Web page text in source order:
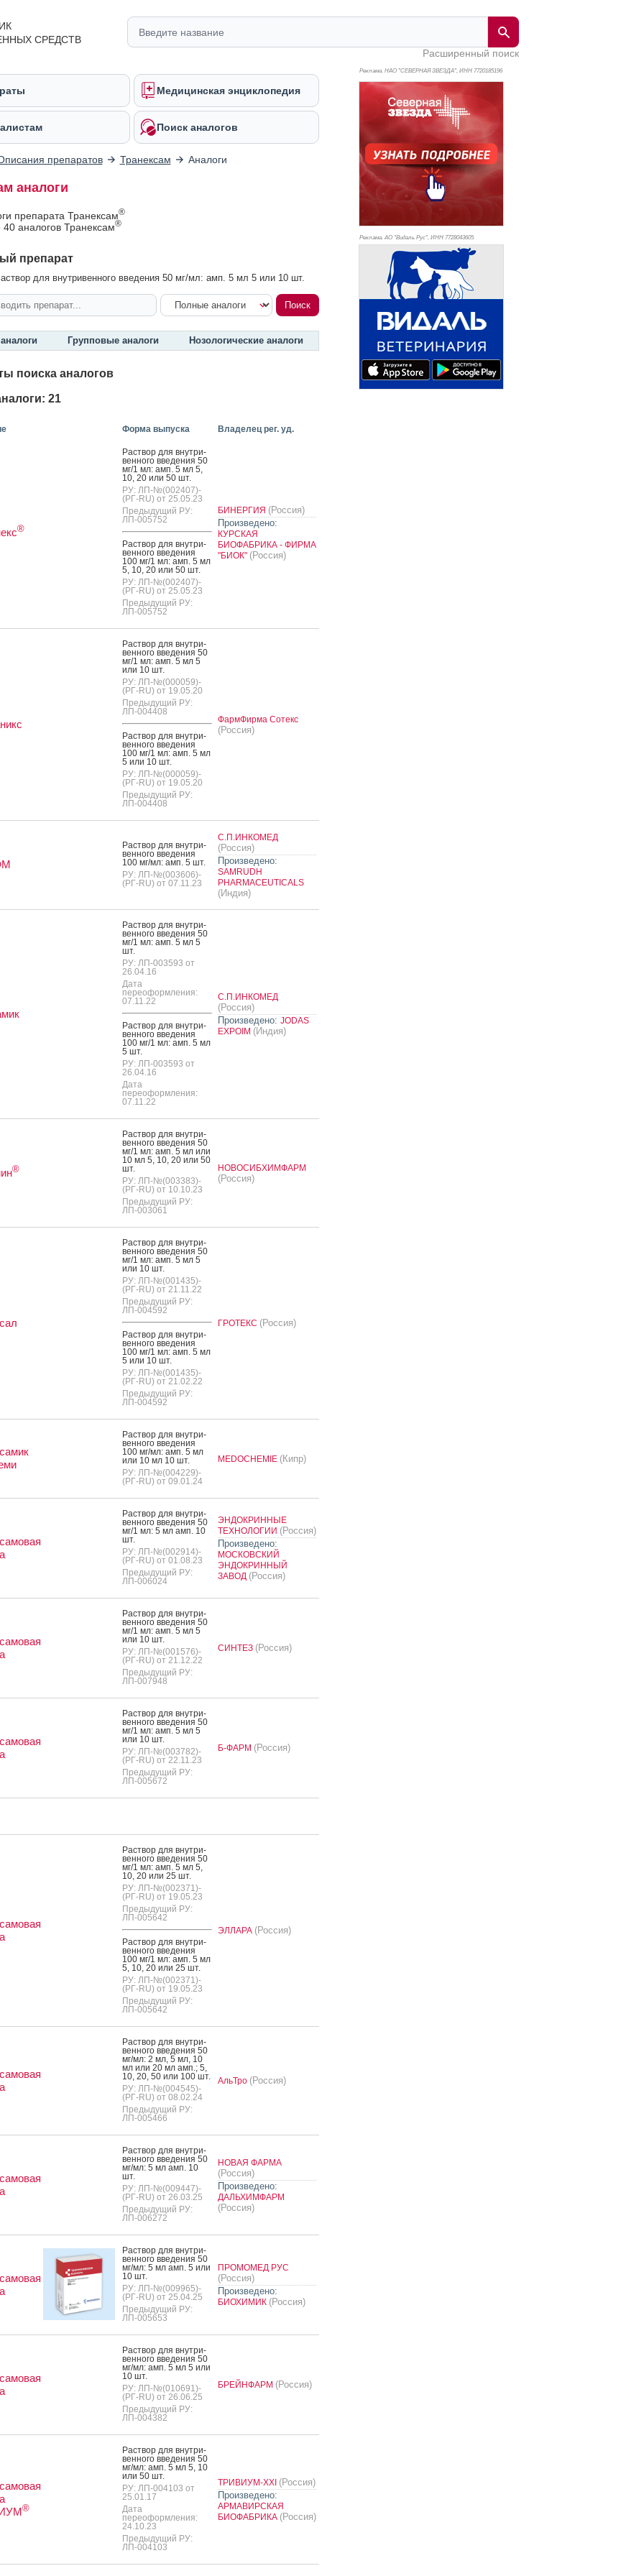
СРЕДСТВ
Расширенный поиск
Медицинская энциклопедия
Поиск аналогов
препаратов Транексам Аналоги
аналоги
препарата Транексам®
40 аналогов Транексам®
препарат
для внутривенного введения 50 мг/мл: амп. 5 мл 5 или 10 шт.
Групповые аналоги Нозологические аналоги
поиска аналогов
21
Форма выпуска Владелец рег. уд.
®
Рас­твор для внут­ри­
вен­но­го вве­дения 50
мг/1 мл: амп. 5 мл 5,
10, 20 или 50 шт.
РУ: ЛП-№(002407)-
(РГ-RU) от 25.05.23
Предыдущий РУ:
ЛП-005752
Рас­твор для внут­ри­
вен­но­го вве­дения
100 мг/1 мл: амп. 5 мл
5, 10, 20 или 50 шт.
РУ: ЛП-№(002407)-
(РГ-RU) от 25.05.23
Предыдущий РУ:
ЛП-005752
БИНЕРГИЯ (Россия)
Произведено:
КУРСКАЯ
БИОФАБРИКА - ФИРМА
"БИОК" (Россия)
Рас­твор для внут­ри­
вен­но­го вве­дения 50
мг/1 мл: амп. 5 мл 5
или 10 шт.
РУ: ЛП-№(000059)-
(РГ-RU) от 19.05.20
Предыдущий РУ:
ЛП-004408
Рас­твор для внут­ри­
вен­но­го вве­дения
100 мг/1 мл: амп. 5 мл
5 или 10 шт.
РУ: ЛП-№(000059)-
(РГ-RU) от 19.05.20
Предыдущий РУ:
ЛП-004408
ФармФирма Сотекс
(Россия)
Рас­твор для внут­ри­
вен­но­го вве­дения
100 мг/мл: амп. 5 шт.
РУ: ЛП-№(003606)-
(РГ-RU) от 07.11.23
С.П.ИНКОМЕД
(Россия)
Произведено:
SAMRUDH
PHARMACEUTICALS
(Индия)
Рас­твор для внут­ри­
вен­но­го вве­дения 50
мг/1 мл: амп. 5 мл 5
шт.
РУ: ЛП-003593 от
26.04.16
Дата
переоформления:
07.11.22
Рас­твор для внут­ри­
вен­но­го вве­дения
100 мг/1 мл: амп. 5 мл
5 шт.
РУ: ЛП-003593 от
26.04.16
Дата
переоформления:
07.11.22
С.П.ИНКОМЕД
(Россия)
Произведено: JODAS
EXPOIM (Индия)
®
Рас­твор для внут­ри­
вен­но­го вве­дения 50
мг/1 мл: амп. 5 мл или
10 мл 5, 10, 20 или 50
шт.
РУ: ЛП-№(003383)-
(РГ-RU) от 10.10.23
Предыдущий РУ:
ЛП-003061
НОВОСИБХИМФАРМ
(Россия)
Рас­твор для внут­ри­
вен­но­го вве­дения 50
мг/1 мл: амп. 5 мл 5
или 10 шт.
РУ: ЛП-№(001435)-
(РГ-RU) от 21.11.22
Предыдущий РУ:
ЛП-004592
Рас­твор для внут­ри­
вен­но­го вве­дения
100 мг/1 мл: амп. 5 мл
5 или 10 шт.
РУ: ЛП-№(001435)-
(РГ-RU) от 21.02.22
Предыдущий РУ:
ЛП-004592
ГРОТЕКС (Россия)
Рас­твор для внут­ри­
вен­но­го вве­дения
100 мг/мл: амп. 5 мл
или 10 мл 10 шт.
РУ: ЛП-№(004229)-
(РГ-RU) от 09.01.24
MEDOCHEMIE (Кипр)
Рас­твор для внут­ри­
вен­но­го вве­дения 50
мг/1 мл: 5 мл амп. 10
шт.
РУ: ЛП-№(002914)-
(РГ-RU) от 01.08.23
Предыдущий РУ:
ЛП-006024
ЭНДОКРИННЫЕ
ТЕХНОЛОГИИ (Россия)
Произведено:
МОСКОВСКИЙ
ЭНДОКРИННЫЙ
ЗАВОД (Россия)
Рас­твор для внут­ри­
вен­но­го вве­дения 50
мг/1 мл: амп. 5 мл 5
или 10 шт.
РУ: ЛП-№(001576)-
(РГ-RU) от 21.12.22
Предыдущий РУ:
ЛП-007948
СИНТЕЗ (Россия)
Рас­твор для внут­ри­
вен­но­го вве­дения 50
мг/1 мл: амп. 5 мл 5
или 10 шт.
РУ: ЛП-№(003782)-
(РГ-RU) от 22.11.23
Предыдущий РУ:
ЛП-005672
Б-ФАРМ (Россия)
Рас­твор для внут­ри­
вен­но­го вве­дения 50
мг/1 мл: амп. 5 мл 5,
10, 20 или 25 шт.
РУ: ЛП-№(002371)-
(РГ-RU) от 19.05.23
Предыдущий РУ:
ЛП-005642
Рас­твор для внут­ри­
вен­но­го вве­дения
100 мг/1 мл: амп. 5 мл
5, 10, 20 или 25 шт.
РУ: ЛП-№(002371)-
(РГ-RU) от 19.05.23
Предыдущий РУ:
ЛП-005642
ЭЛЛАРА (Россия)
Рас­твор для внут­ри­
вен­но­го вве­дения 50
мг/мл: 2 мл, 5 мл, 10
мл или 20 мл амп.; 5,
10, 20, 50 или 100 шт.
РУ: ЛП-№(004545)-
(РГ-RU) от 08.02.24
Предыдущий РУ:
ЛП-005466
АльТро (Россия)
Рас­твор для внут­ри­
вен­но­го вве­дения 50
мг/мл: 5 мл амп. 10
шт.
РУ: ЛП-№(009447)-
(РГ-RU) от 26.03.25
Предыдущий РУ:
ЛП-006272
НОВАЯ ФАРМА
(Россия)
Произведено:
ДАЛЬХИМФАРМ
(Россия)
Рас­твор для внут­ри­
вен­но­го вве­дения 50
мг/мл: 5 мл амп. 5 или
10 шт.
РУ: ЛП-№(009965)-
(РГ-RU) от 25.04.25
Предыдущий РУ:
ЛП-005653
ПРОМОМЕД РУС
(Россия)
Произведено:
БИОХИМИК (Россия)
Рас­твор для внут­ри­
вен­но­го вве­дения 50
мг/мл: амп. 5 мл 5 или
10 шт.
РУ: ЛП-№(010691)-
(РГ-RU) от 26.06.25
Предыдущий РУ:
ЛП-004382
БРЕЙНФАРМ (Россия)
®
Рас­твор для внут­ри­
вен­но­го вве­дения 50
мг/мл: амп. 5 мл 5, 10
или 50 шт.
РУ: ЛП-004103 от
25.01.17
Дата
переоформления:
24.10.23
Предыдущий РУ:
ЛП-004103
ТРИВИУМ-XXI (Россия)
Произведено:
АРМАВИРСКАЯ
БИОФАБРИКА (Россия)
Реклама. НАО "СЕВЕРНАЯ ЗВЕЗДА", ИНН 7720185196
Реклама. АО "Видаль Рус", ИНН 7728043605